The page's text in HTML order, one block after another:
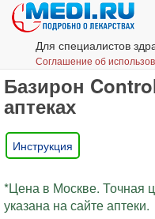
Для специалистов
Соглашение об
Базирон
аптеках
Инструкция
*Цена в Москве. Точная
указана на сайте аптеки.